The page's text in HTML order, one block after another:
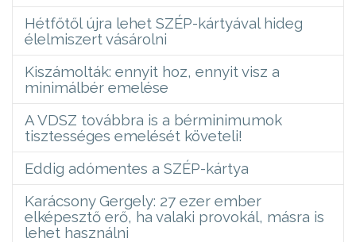
Hétfőtől újra lehet SZÉP-kártyával hideg
élelmiszert vásárolni
Kiszámolták: ennyit hoz, ennyit visz a
minimálbér emelése
A VDSZ továbbra is a bérminimumok
tisztességes emelését követeli!
Eddig adómentes a SZÉP-kártya
Karácsony Gergely: 27 ezer ember
elképesztő erő, ha valaki provokál, másra is
lehet használni